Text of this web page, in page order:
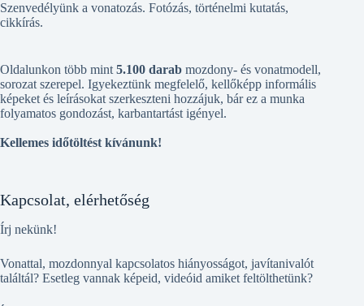
Szenvedélyünk a vonatozás. Fotózás, történelmi kutatás,
cikkírás.
Oldalunkon több mint 5.100 darab mozdony- és vonatmodell,
sorozat szerepel. Igyekeztünk megfelelő, kellőképp informális
képeket és leírásokat szerkeszteni hozzájuk, bár ez a munka
folyamatos gondozást, karbantartást igényel.
Kellemes időtöltést kívánunk!
Kapcsolat, elérhetőség
Írj nekünk!
Vonattal, mozdonnyal kapcsolatos hiányosságot, javítanivalót
találtál? Esetleg vannak képeid, videóid amiket feltölthetünk?